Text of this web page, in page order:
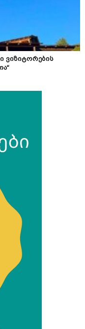
ვიზიტორების